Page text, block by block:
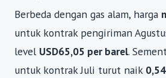
Berbeda dengan gas alam, harga
untuk kontrak pengiriman
level USD65,05 per barel.
untuk kontrak Juli turut naik